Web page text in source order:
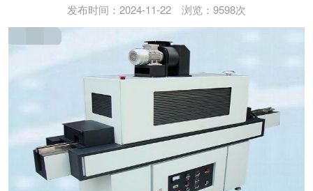
发布时间：2024-11-22 浏览：9598次